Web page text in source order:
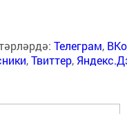
Телеграм,
,Твиттер,